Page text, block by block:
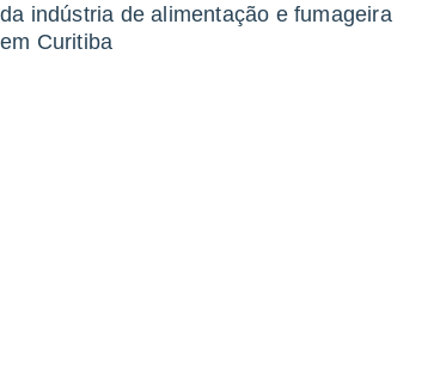
da indústria de alimentação e fumageira
em Curitiba